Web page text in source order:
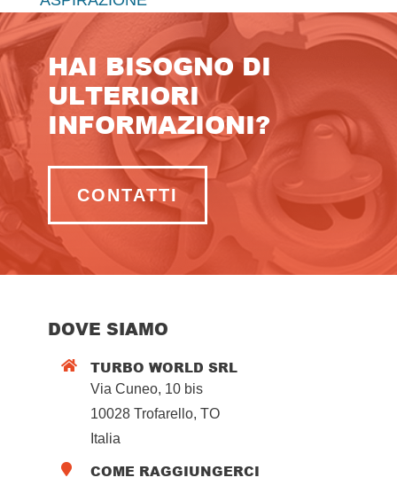
HAI BISOGNO DI
ULTERIORI
INFORMAZIONI?
CONTATTI
DOVE SIAMO
 TURBO WORLD SRL
Via Cuneo, 10 bis
10028 Trofarello, TO
Italia
 COME RAGGIUNGERCI